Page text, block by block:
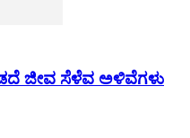
ಜೀವ ಸೆಳೆವ ಅಳಿವೆಗಳು